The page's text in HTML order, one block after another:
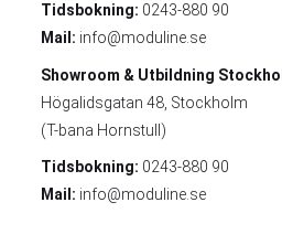
Tidsbokning: 0243-880 90
Mail: info@moduline.se
Showroom & Utbildning
Högalidsgatan 48, Stockholm
(T-bana Hornstull)
Tidsbokning: 0243-880 90
Mail: info@moduline.se